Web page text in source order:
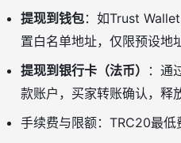
提现到钱包：如Trust
置白名单地址，仅限预设地
提现到银行卡（法币）
：通
款账户，买家转账确认，释
手续费与限额：TRC20最低